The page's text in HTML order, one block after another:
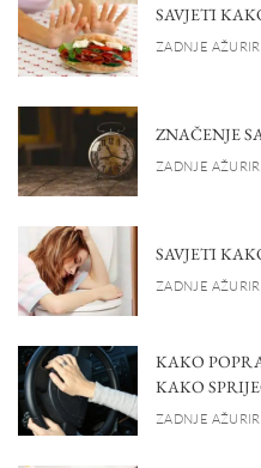
SAVJETI
ZADNJE
ZNAČENJE
ZADNJE
SAVJETI
ZADNJE
KAKO
KAKO
ZADNJE